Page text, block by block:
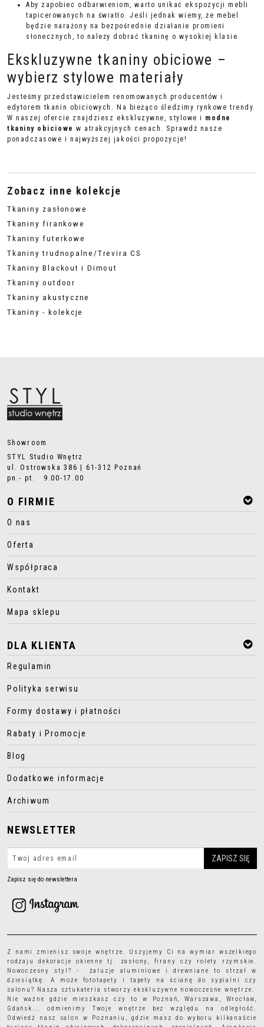
Aby zapobiec odbarwieniom, warto unikać ekspozycji mebli
tapicerowanych na światło. Jeśli jednak wiemy, że mebel
będzie narażony na bezpośrednie działanie promieni
słonecznych, to należy dobrać tkaninę o wysokiej klasie.
Ekskluzywne tkaniny obiciowe –
wybierz stylowe materiały
Jesteśmy przedstawicielem renomowanych producentów i
edytorem tkanin obiciowych. Na bieżąco śledzimy rynkowe trendy.
W naszej ofercie znajdziesz ekskluzywne, stylowe i modne
tkaniny obiciowe w atrakcyjnych cenach. Sprawdź nasze
ponadczasowe i najwyższej jakości propozycje!
Zobacz inne kolekcje
Tkaniny zasłonowe
Tkaniny firankowe
Tkaniny futerkowe
Tkaniny trudnopalne/Trevira CS
Tkaniny Blackout i Dimout
Tkaniny outdoor
Tkaniny akustyczne
Tkaniny - kolekcje
Showroom
STYL Studio Wnętrz
ul. Ostrowska 386 | 61-312 Poznań
pn.- pt. 9.00-17.00
O FIRMIE
O nas
Oferta
Współpraca
Kontakt
Mapa sklepu
DLA KLIENTA
Regulamin
Polityka serwisu
Formy dostawy i płatności
Rabaty i Promocje
Blog
Dodatkowe informacje
Archiwum
NEWSLETTER
Zapisz się do newslettera
Z nami zmienisz swoje wnętrze. Uszyjemy Ci na wymiar wszelkiego
rodzajudekoracje okienne tj. zasłony, firany czy rolety rzymskie.
Nowoczesny styl? - żaluzje aluminiowe i drewniane to strzał w
dziesiątkę. A może fototapety i tapety
na ścianę do sypialni czy
salonu? Nasza sztukateria stworzy ekskluzywne nowoczesne wnętrze.
Nie ważne gdzie mieszkasz czy to w Poznań, Warszawa, Wrocław,
Gdańsk... odmienimy Twoje wnętrze bez względu na odległość.
Odwiedź nasz salon w Poznaniu, gdzie masz do wyboru kilkanaście